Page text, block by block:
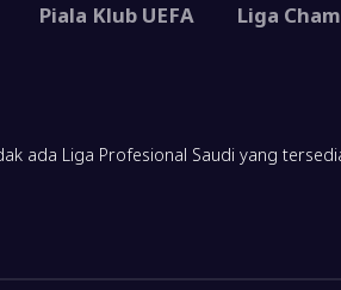
Piala Klub UEFA Liga
ada Liga Profesional Saudi yang